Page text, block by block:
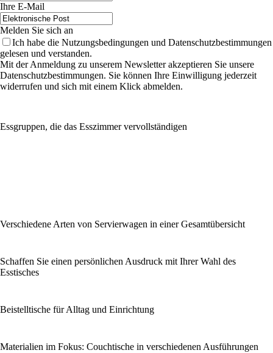
Ihre E-Mail
Melden Sie sich an
Ich habe die Nutzungsbedingungen und Datenschutzbestimmungen
gelesen und verstanden.
Mit der Anmeldung zu unserem Newsletter akzeptieren Sie unsere
Datenschutzbestimmungen. Sie können Ihre Einwilligung jederzeit
widerrufen und sich mit einem Klick abmelden.
Essgruppen, die das Esszimmer vervollständigen
Verschiedene Arten von Servierwagen in einer Gesamtübersicht
Schaffen Sie einen persönlichen Ausdruck mit Ihrer Wahl des
Esstisches
Beistelltische für Alltag und Einrichtung
Materialien im Fokus: Couchtische in verschiedenen Ausführungen